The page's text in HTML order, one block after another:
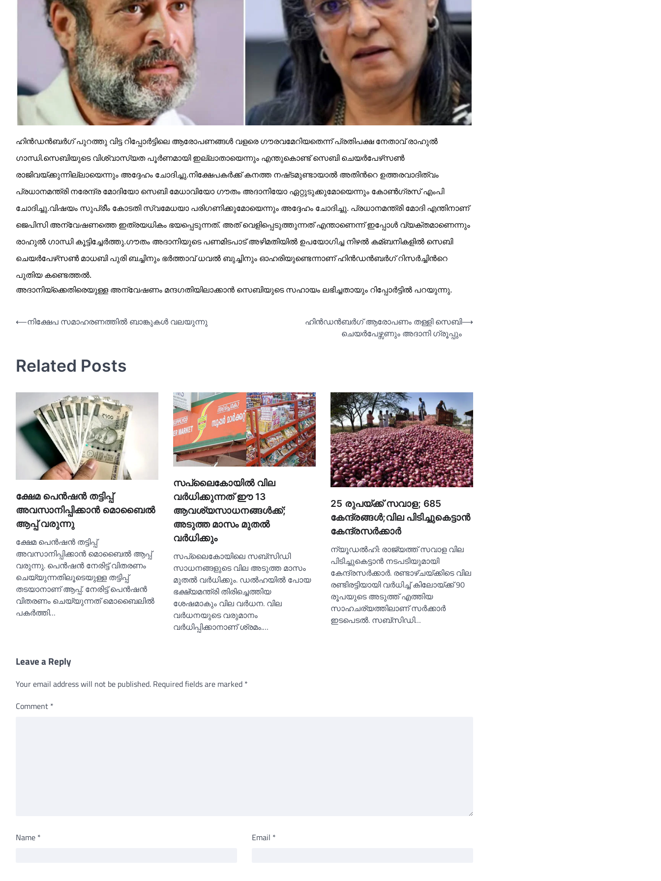
ഹിൻഡൻബർഗ് പുറത്തു വിട്ട റിപ്പോർട്ടിലെ ആരോപണങ്ങള്‍ വളരെ ഗൗരവമേറിയതെന്ന് പ്രതിപക്ഷ നേതാവ് രാഹുല്‍
ഗാന്ധി.സെബിയുടെ വിശ്വാസ്യത പൂർണമായി ഇല്ലാതായെന്നും എന്തുകൊണ്ട് സെബി ചെയർപേഴ്‌സണ്‍
രാജിവയ്ക്കുന്നില്ലായെന്നും അദ്ദേഹം ചോദിച്ചു.നിക്ഷേപകർക്ക് കനത്ത നഷ്‌ടമുണ്ടായാല്‍ അതിന്‍റെ ഉത്തരവാദിത്വം
പ്രധാനമന്ത്രി നരേന്ദ്ര മോദിയോ സെബി മേധാവിയോ ഗൗതം അദാനിയോ ഏറ്റുടുക്കുമോയെന്നും കോണ്‍ഗ്രസ് എംപി
ചോദിച്ചു.വിഷയം സുപ്രീം കോടതി സ്വമേധയാ പരിഗണിക്കുമോയെന്നും അദ്ദേഹം ചോദിച്ചു. പ്രധാനമന്ത്രി മോദി എന്തിനാണ്
ജെപിസി അന്വേഷണത്തെ ഇത്രയധികം ഭയപ്പെടുന്നത്. അത് വെളിപ്പെടുത്തുന്നത് എന്താണെന്ന് ഇപ്പോള്‍ വ്യക്തമാണെന്നും
രാഹുല്‍ ഗാന്ധി കൂട്ടിച്ചേർത്തു.ഗൗതം അദാനിയുടെ പണമിടപാട് അഴിമതിയില്‍ ഉപയോഗിച്ച നിഴല്‍ കമ്ബനികളില്‍ സെബി
ചെയർപേഴ്‌സണ്‍ മാധബി പുരി ബച്ചിനും ഭർത്താവ് ധവല്‍ ബുച്ചിനും ഓഹരിയുണ്ടെന്നാണ് ഹിൻഡൻബർഗ് റിസർച്ചിന്‍റെ
പുതിയ കണ്ടെത്തല്‍.
അദാനിയ്ക്കെതിരെയുള്ള അന്വേഷണം മന്ദഗതിയിലാക്കാൻ സെബിയുടെ സഹായം ലഭിച്ചതായും റിപ്പോർട്ടില്‍ പറയുന്നു.
Post
⟵നിക്ഷേപ സമാഹരണത്തില്‍ ബാങ്കുകള്‍ വലയുന്നു
ഹിൻഡൻബര്‍ഗ് ആരോപണം തള്ളി സെബി
ചെയര്‍പേഴ്സണും അദാനി ഗ്രൂപ്പും
⟶
Related Posts
ക്ഷേമ പെന്‍ഷന്‍ തട്ടിപ്പ്
അവസാനിപ്പിക്കാന്‍ മൊബൈല്‍
ആപ്പ് വരുന്നു
ക്ഷേമ പെന്‍ഷന്‍ തട്ടിപ്പ്
അവസാനിപ്പിക്കാന്‍ മൊബൈല്‍ ആപ്പ്
വരുന്നു. പെന്‍ഷന്‍ നേരിട്ട് വിതരണം
ചെയ്യുന്നതിലൂടെയുള്ള തട്ടിപ്പ്
തടയാനാണ് ആപ്പ്. നേരിട്ട് പെന്‍ഷന്‍
വിതരണം ചെയ്യുന്നത് മൊബൈലില്‍
പകര്‍ത്തി…
സപ്ലൈകോയില്‍ വില
വര്‍ധിക്കുന്നത് ഈ 13
ആവശ്യസാധനങ്ങള്‍ക്ക്;
അടുത്ത മാസം മുതല്‍
വര്‍ധിക്കും
സപ്ലൈകോയിലെ സബ്‌സിഡി
സാധനങ്ങളുടെ വില അടുത്ത മാസം
മുതല്‍ വര്‍ധിക്കും. ഡല്‍ഹയില്‍ പോയ
ഭക്ഷ്യമന്ത്രി തിരിച്ചെത്തിയ
ശേഷമാകും വില വര്‍ധന. വില
വര്‍ധനയുടെ വരുമാനം
വര്‍ധിപ്പിക്കാനാണ് ശ്രമം.…
25 രുപയ്ക്ക് സവാള; 685
കേന്ദ്രങ്ങള്‍;വില പിടിച്ചുകെട്ടാന്‍
കേന്ദ്രസര്‍ക്കാര്‍
ന്യൂഡല്‍ഹി: രാജ്യത്ത് സവാള വില
പിടിച്ചുകെട്ടാന്‍ നടപടിയുമായി
കേന്ദ്രസര്‍ക്കാര്‍. രണ്ടാഴ്ചയ്ക്കിടെ വില
രണ്ടിരട്ടിയായി വര്‍ധിച്ച്‌ കിലോയ്ക്ക് 90
രൂപയുടെ അടുത്ത് എത്തിയ
സാഹചര്യത്തിലാണ് സര്‍ക്കാര്‍
ഇടപെടല്‍. സബ്‌സിഡി…
Leave a Reply
Your email address will not be published. Required fields are marked *
Comment *
Name * Email *